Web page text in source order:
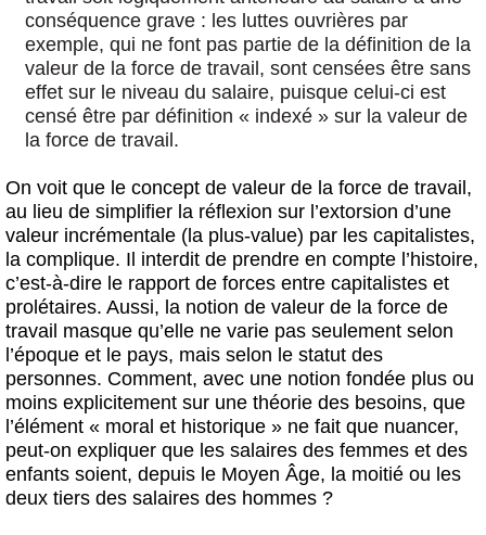
conséquence grave : les luttes ouvrières par
exemple, qui ne font pas partie de la définition de la
valeur de la force de travail, sont censées être sans
effet sur le niveau du salaire, puisque celui-ci est
censé être par définition « indexé » sur la valeur de
la force de travail.
On voit que le concept de valeur de la force de travail,
au lieu de simplifier la réflexion sur l’extorsion d’une
valeur incrémentale (la plus-value) par les capitalistes,
la complique. Il interdit de prendre en compte l’histoire,
c’est-à-dire le rapport de forces entre capitalistes et
prolétaires. Aussi, la notion de valeur de la force de
travail masque qu’elle ne varie pas seulement selon
l’époque et le pays, mais selon le statut des
personnes. Comment, avec une notion fondée plus ou
moins explicitement sur une théorie des besoins, que
l’élément « moral et historique » ne fait que nuancer,
peut-on expliquer que les salaires des femmes et des
enfants soient, depuis le Moyen Âge, la moitié ou les
deux tiers des salaires des hommes ?